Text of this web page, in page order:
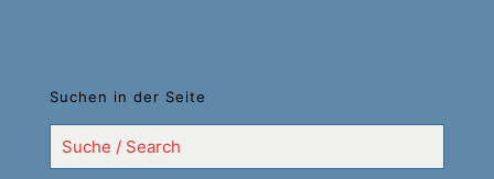
Suchen in der Seite